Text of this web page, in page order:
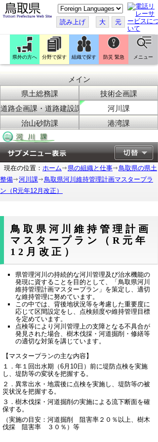
こ
の
ペ
ー
ジ
翻
訳
す
読み上げ 大 元
県外の方へ 分野で探す 組織で探す 防災 緊急 メニュー
メイン
県土総務課
技術企画課
道路企画課・道路建設課
河川課
治山砂防課
港湾課
現在の位置： ホーム 県の組織と仕事
鳥取県の県土
整備
河川課
鳥取県河川維持管理計画マスタープラ
ン（R元年12月改正）
鳥取県河川維持管理計画
マスタープラン（R元年
12月改正）
県管理河川の持続的な河川管理及び治水機能の
発現に資することを目的として、「鳥取県河川
維持管理計画マスタープラン」を策定し、適切
な維持管理に努めています。
この中では、背後地状況等を考慮した重要度に
応じて区間設定をし、点検頻度や維持管理目標
を定めています。
点検等により河川管理上の支障となる不具合が
発見された場合、樹木伐採・河道掘削・修繕等
の適切な対策を講じています。
【マスタープランの主な内容】
１．年１回出水期（6月10日）前に堤防点検を実施
し、堤防等の変状を把握する。
２．異常出水・地震後に点検を実施し、堤防等の被
災状況を把握する。
３．樹木伐採・河道掘削の実施による流下断面を確
保する。
（実施の目安：河道掘削 阻害率２０％以上、樹木
伐採 阻害率 ３０％）等